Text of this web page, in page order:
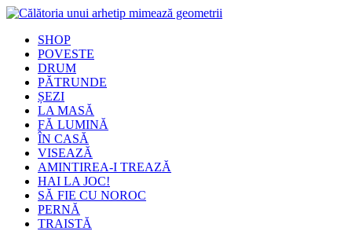
SHOP
POVESTE
DRUM
PĂTRUNDE
ȘEZI
LA MASĂ
FĂ LUMINĂ
ÎN CASĂ
VISEAZĂ
AMINTIREA-I TREAZĂ
HAI LA JOC!
SĂ FIE CU NOROC
PERNĂ
TRAISTĂ